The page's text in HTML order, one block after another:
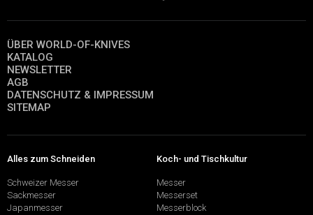
ÜBER WORLD-OF-KNIVES
KATALOG
NEWSLETTER
AGB
DATENSCHUTZ & IMPRESSUM
SITEMAP
Alles zum Schneiden
Schweizer Messer
Sackmesser
Japanmesser
Koch- und Tischkultur
Messer
Messerset
Messerblock